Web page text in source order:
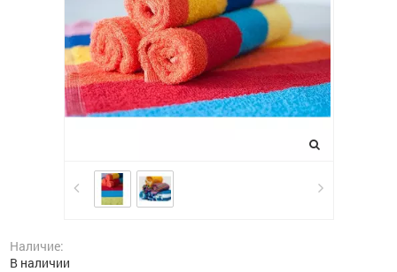
Наличие:
В наличии